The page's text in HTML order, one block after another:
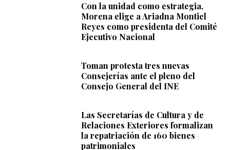
Con la unidad como estrategia,
Morena elige a Ariadna Montiel
Reyes como presidenta del Comité
Ejecutivo Nacional
Toman protesta tres nuevas
Consejerías ante el pleno del
Consejo General del INE
Las Secretarías de Cultura y de
Relaciones Exteriores formalizan
la repatriación de 160 bienes
patrimoniales